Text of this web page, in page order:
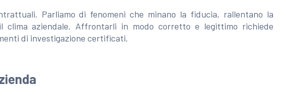
Parliamo di fenomeni che minano la fiducia, rallentano la
aziendale. Affrontarli in modo corretto e legittimo richiede
di investigazione certificati.